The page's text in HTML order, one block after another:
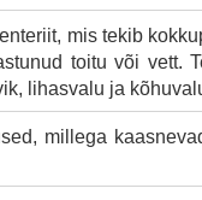
mis tekib
toitu või vett.
lihasvalu ja
millega